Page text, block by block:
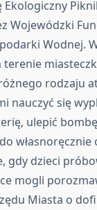
Ekologiczny
Wojewódzki
Wodnej.
terenie
rodzaju
nauczyć się
ulepić
gdy dzieci
mogli
Miasta o